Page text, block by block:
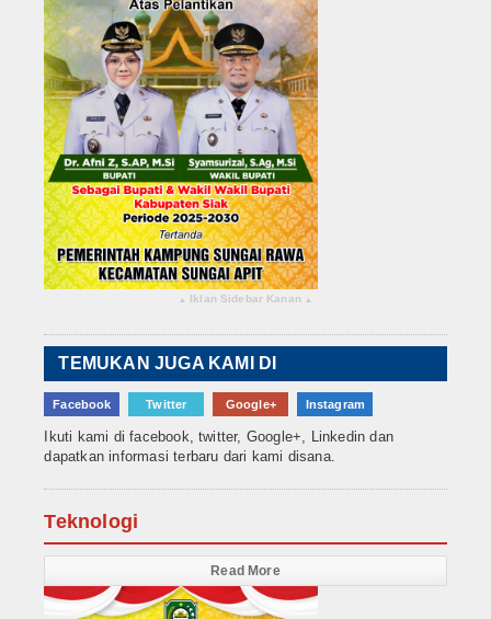
▴ Iklan Sidebar Kanan ▴
TEMUKAN JUGA KAMI DI
Facebook Twitter Google+ Instagram
Ikuti kami di facebook, twitter, Google+, Linkedin dan
dapatkan informasi terbaru dari kami disana.
Teknologi
Read More